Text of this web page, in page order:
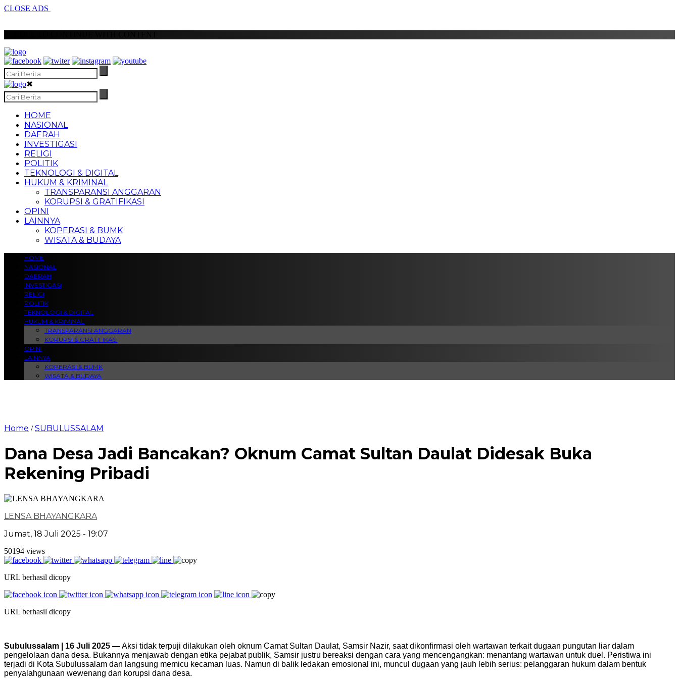
CLOSE ADS
✖
HOME
NASIONAL
DAERAH
INVESTIGASI
RELIGI
POLITIK
TEKNOLOGI & DIGITAL
HUKUM & KRIMINAL
TRANSPARANSI ANGGARAN
KORUPSI & GRATIFIKASI
OPINI
LAINNYA
KOPERASI & BUMK
WISATA & BUDAYA
HOME
NASIONAL
DAERAH
INVESTIGASI
RELIGI
POLITIK
TEKNOLOGI & DIGITAL
HUKUM & KRIMINAL
TRANSPARANSI ANGGARAN
KORUPSI & GRATIFIKASI
OPINI
LAINNYA
KOPERASI & BUMK
WISATA & BUDAYA
Home /SUBULUSSALAM
Dana Desa Jadi Bancakan? Oknum Camat Sultan Daulat Didesak Buka
Rekening Pribadi
LENSA BHAYANGKARA
Jumat, 18 Juli 2025 - 19:07
50194 views
URL berhasil dicopy
URL berhasil dicopy
Subulussalam | 16 Juli 2025 —Aksi tidak terpuji dilakukan oleh oknum Camat Sultan Daulat, Samsir Nazir, saat dikonfirmasi oleh wartawan terkait dugaan pungutan liar dalam
pengelolaan dana desa. Bukannya menjawab dengan etika pejabat publik, Samsir justru bereaksi dengan cara yang mencengangkan: menantang wartawan untuk duel. Peristiwa ini
terjadi di Kota Subulussalam dan langsung memicu kecaman luas. Namun di balik ledakan emosional ini, muncul dugaan yang jauh lebih serius: pelanggaran hukum dalam bentuk
penyalahgunaan wewenang dan korupsi dana desa.